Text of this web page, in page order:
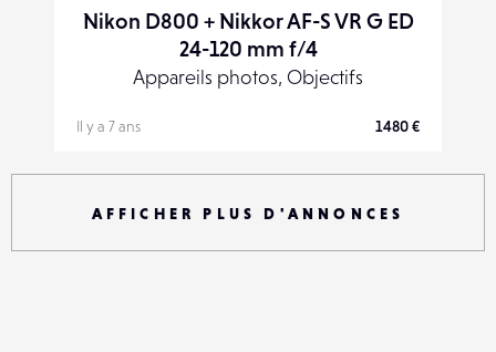
Nikon D800 + Nikkor AF-S VR G ED
24-120 mm f/4
Appareils photos, Objectifs
Il y a 7 ans 1480 €
AFFICHER PLUS D'ANNONCES